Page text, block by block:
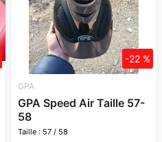
GPA
GPA Speed Air Taille 57-
58
Taille : 57 / 58
-22 %